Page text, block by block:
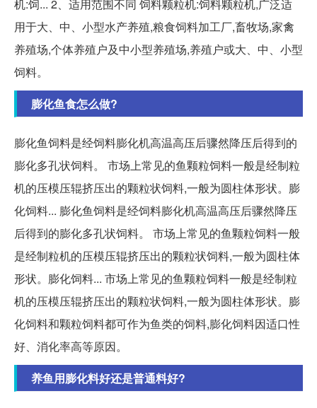
机:饲... 2、适用范围不同 饲料颗粒机:饲料颗粒机,广泛适
用于大、中、小型水产养殖,粮食饲料加工厂,畜牧场,家禽
养殖场,个体养殖户及中小型养殖场,养殖户或大、中、小型
饲料。
膨化鱼食怎么做?
膨化鱼饲料是经饲料膨化机高温高压后骤然降压后得到的
膨化多孔状饲料。 市场上常见的鱼颗粒饲料一般是经制粒
机的压模压辊挤压出的颗粒状饲料,一般为圆柱体形状。膨
化饲料... 膨化鱼饲料是经饲料膨化机高温高压后骤然降压
后得到的膨化多孔状饲料。 市场上常见的鱼颗粒饲料一般
是经制粒机的压模压辊挤压出的颗粒状饲料,一般为圆柱体
形状。膨化饲料... 市场上常见的鱼颗粒饲料一般是经制粒
机的压模压辊挤压出的颗粒状饲料,一般为圆柱体形状。膨
化饲料和颗粒饲料都可作为鱼类的饲料,膨化饲料因适口性
好、消化率高等原因。
养鱼用膨化料好还是普通料好?